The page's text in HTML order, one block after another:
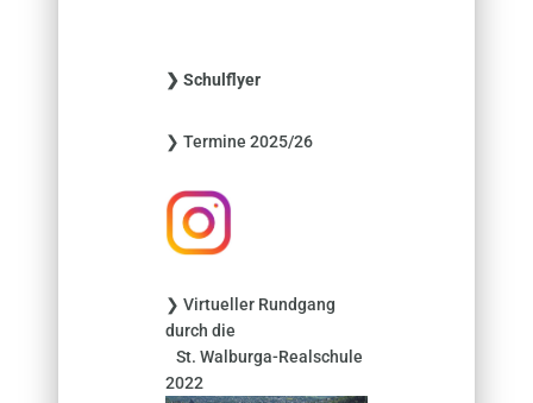
n
a
h
:
❯ Schulflyer
❯ Termine 2025/26
❯ Virtueller Rundgang
durch die
St. Walburga-Realschule
2022